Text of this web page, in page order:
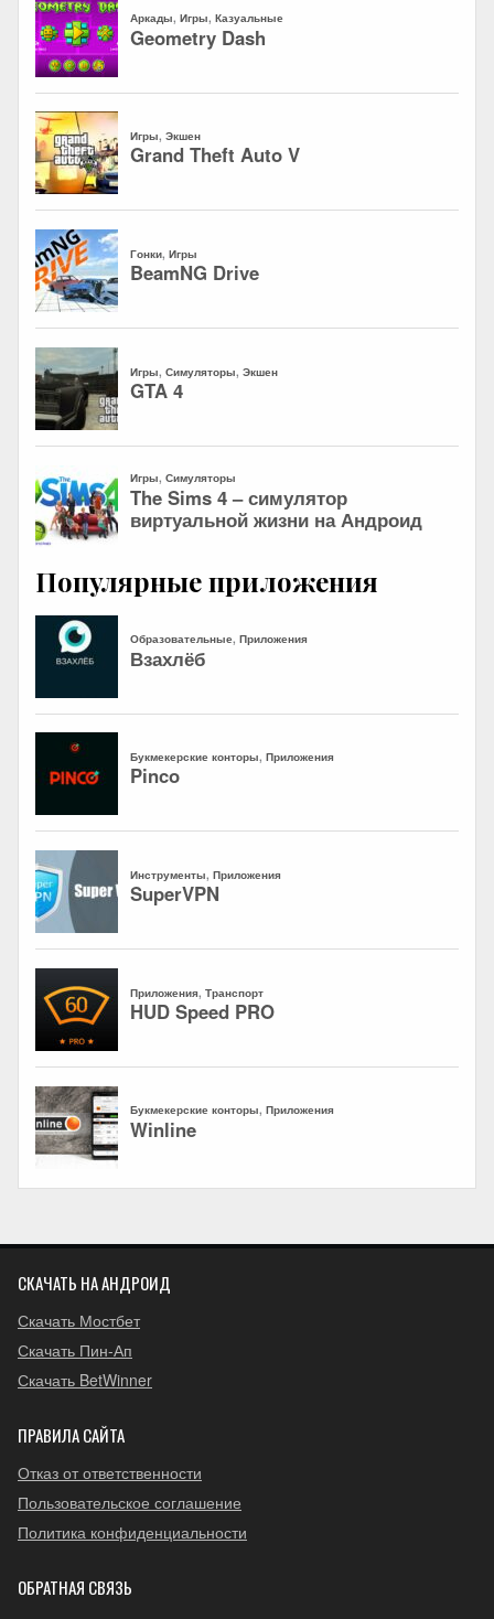
Популярные приложения
СКАЧАТЬ НА АНДРОИД
Скачать Мостбет
Скачать Пин-Ап
Скачать BetWinner
ПРАВИЛА САЙТА
Отказ от ответственности
Пользовательское соглашение
Политика конфиденциальности
ОБРАТНАЯ СВЯЗЬ